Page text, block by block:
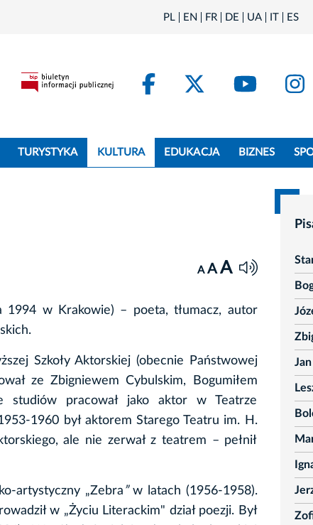
PL EN FR DE UA IT ES
FacebookKraków - X
TURYSTYKA KULTURA EDUKACJA BIZNES
A A A
w Krakowie) – poeta, tłumacz, autor
Szkoły Aktorskiej (obecnie Państwowej
ze Zbigniewem Cybulskim, Bogumiłem
studiów pracował jako aktor w Teatrze
1960 był aktorem Starego Teatru im. H.
ale nie zerwał z teatrem – pełnił
artystyczny „Zebra ”w latach (1956-1958).
w „Życiu Literackim" dział poezji. Był